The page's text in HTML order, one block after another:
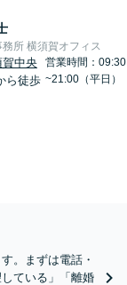
所 横須賀オフィス
賀中央
ら徒歩
営業時間：09:30
~21:00（平日）
。まずは電話・
ている」「離婚